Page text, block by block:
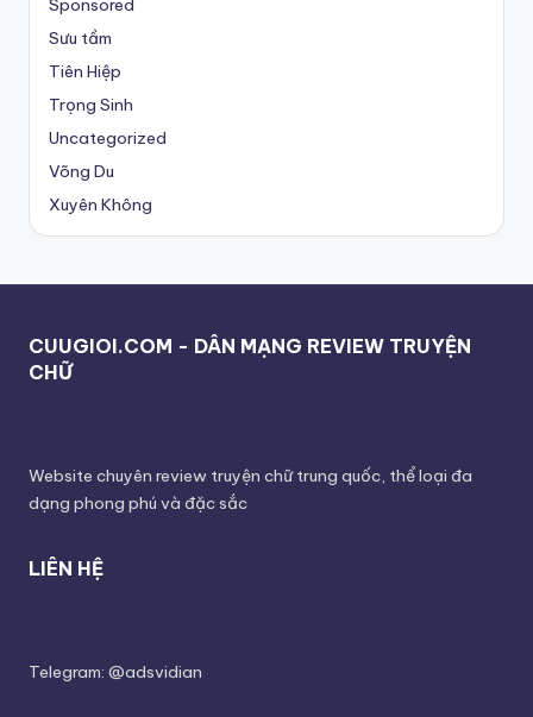
Sponsored
Sưu tầm
Tiên Hiệp
Trọng Sinh
Uncategorized
Võng Du
Xuyên Không
CUUGIOI.COM - DÂN MẠNG REVIEW TRUYỆN
CHỮ
Website chuyên review truyện chữ trung quốc, thể loại đa
dạng phong phú và đặc sắc
LIÊN HỆ
Telegram: @adsvidian